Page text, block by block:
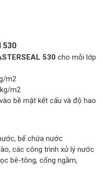
530
530 cho mỗi lớp
m2
m2
bề mặt kết cấu và độ hao
bể chứa nước
các công trình xử lý nước
bê-tông, cống ngầm,